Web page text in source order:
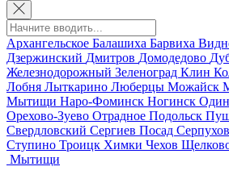
Архангельское Балашиха Барвиха
Дзержинский Дмитров Домодедово
Железнодорожный Зеленоград Клин
Лобня Лыткарино Люберцы Можайск
Мытищи Наро-Фоминск Ногинск
Орехово-Зуево Отрадное Подольск
Свердловский Сергиев Посад Серпухов
Ступино Троицк Химки Чехов
Мытищи